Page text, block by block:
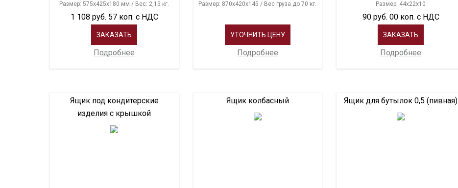
Размер: 575х425х180 мм / Вес: 2,15 кг.
1 108 руб. 57 коп. с НДС
ЗАКАЗАТЬ
Подробнее
Размер: 870х420х145 / Вес груза до 70 кг.
УТОЧНИТЬ ЦЕНУ
Подробнее
Размер: 44х22х10
90 руб. 00 коп. с НДС
ЗАКАЗАТЬ
Подробнее
Ящик под кондитерские
изделия с крышкой
Ящик колбасный Ящик для бутылок 0,5 (пивная)